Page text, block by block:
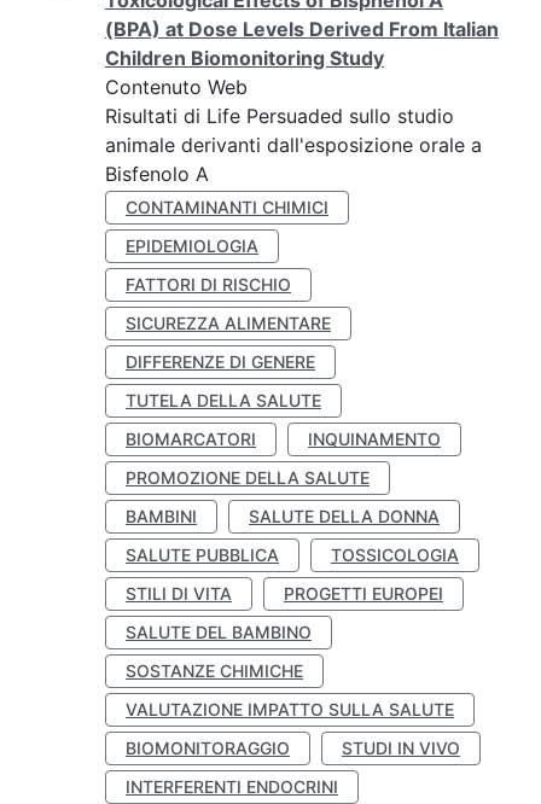
(BPA) at Dose Levels Derived From Italian
Children Biomonitoring Study
Contenuto Web
Risultati di Life Persuaded sullo studio
animale derivanti dall'esposizione orale a
Bisfenolo A
CONTAMINANTI CHIMICI
EPIDEMIOLOGIA
FATTORI DI RISCHIO
SICUREZZA ALIMENTARE
DIFFERENZE DI GENERE
TUTELA DELLA SALUTE
BIOMARCATORI
INQUINAMENTO
PROMOZIONE DELLA SALUTE
BAMBINI
SALUTE DELLA DONNA
SALUTE PUBBLICA
TOSSICOLOGIA
STILI DI VITA
PROGETTI EUROPEI
SALUTE DEL BAMBINO
SOSTANZE CHIMICHE
VALUTAZIONE IMPATTO SULLA SALUTE
BIOMONITORAGGIO
STUDI IN VIVO
INTERFERENTI ENDOCRINI